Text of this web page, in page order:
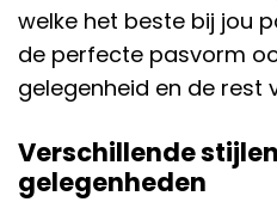
welke het beste bij jou
de perfecte pasvorm
gelegenheid en de rest
Verschillende
gelegenheden